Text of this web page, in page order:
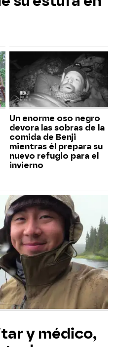
Un enorme oso negro
devora las sobras de la
comida de Benji
mientras él prepara su
nuevo refugio para el
invierno
y médico,